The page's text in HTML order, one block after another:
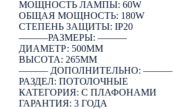
МОЩНОСТЬ ЛАМПЫ: 60W
ОБЩАЯ МОЩНОСТЬ: 180W
СТЕПЕНЬ ЗАЩИТЫ: IP20
―――РАЗМЕРЫ: ―――
ДИАМЕТР: 500ММ
ВЫСОТА: 265ММ
――― ДОПОЛНИТЕЛЬНО: ―――
РАЗДЕЛ: ПОТОЛОЧНЫЕ
КАТЕГОРИЯ: С ПЛАФОНАМИ
ГАРАНТИЯ: 3 ГОДА